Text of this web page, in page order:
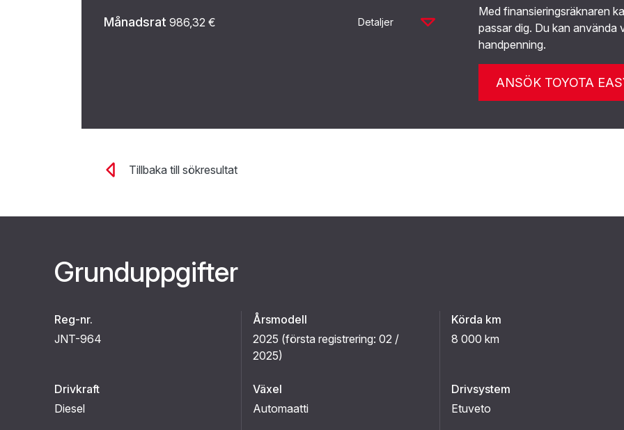
Månadsrat 986,32 € Detaljer
Med finansieringsräknaren
passar dig. Du kan använda
handpenning.
Tillbaka till sökresultat
Grunduppgifter
Reg-nr.
JNT-964
Årsmodell
2025 (första registrering: 02 /
2025)
Körda km
8 000 km
Drivkraft
Diesel
Växel
Automaatti
Drivsystem
Etuveto